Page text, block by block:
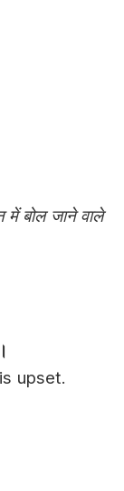
बोल जाने वाले
upset.